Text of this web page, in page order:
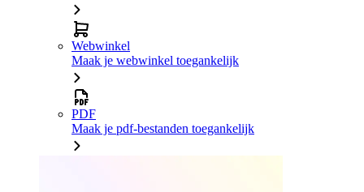
Webwinkel
Maak je webwinkel toegankelijk
PDF
Maak je pdf-bestanden toegankelijk